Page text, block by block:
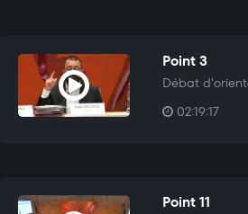
Point 3
Débat
02:19:17
Point 11